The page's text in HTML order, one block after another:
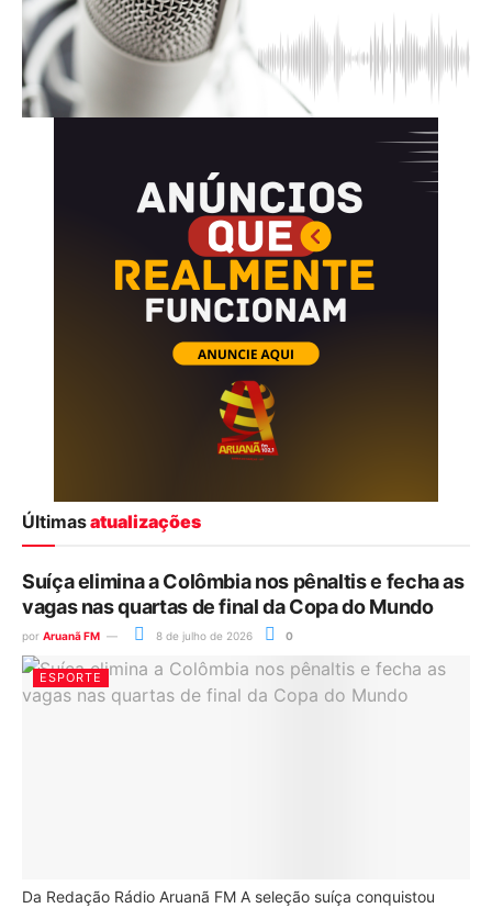
Últimasatualizações
Suíça elimina a Colômbia nos pênaltis e fecha as
vagas nas quartas de final da Copa do Mundo
por Aruanã FM 8 de julho de 2026 0
ESPORTE
Da Redação Rádio Aruanã FM A seleção suíça conquistou